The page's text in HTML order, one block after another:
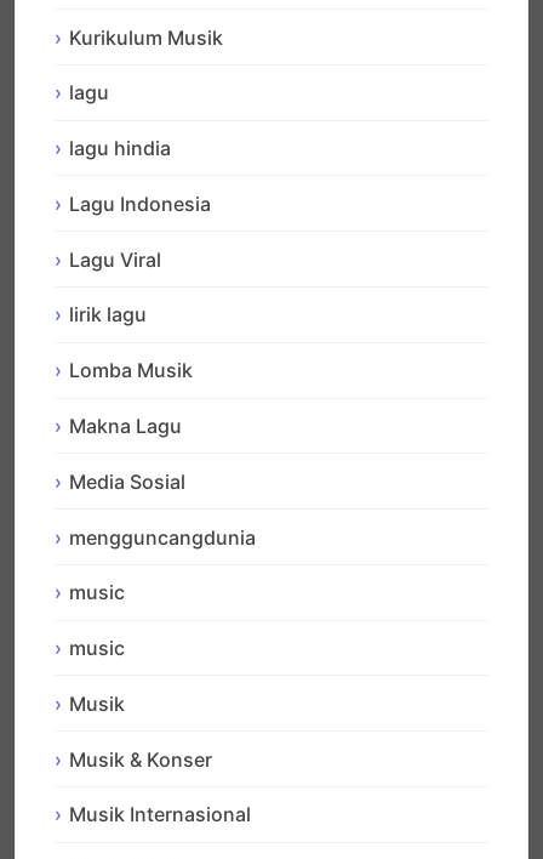
Kurikulum Musik
lagu
lagu hindia
Lagu Indonesia
Lagu Viral
lirik lagu
Lomba Musik
Makna Lagu
Media Sosial
mengguncangdunia
music
music
Musik
Musik & Konser
Musik Internasional